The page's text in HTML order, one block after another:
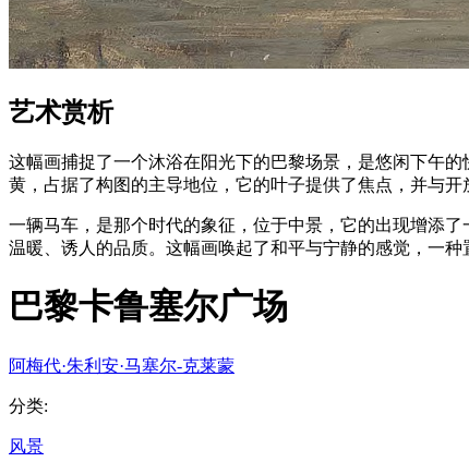
艺术赏析
这幅画捕捉了一个沐浴在阳光下的巴黎场景，是悠闲下午
黄，占据了构图的主导地位，它的叶子提供了焦点，并与开
一辆马车，是那个时代的象征，位于中景，它的出现增添
温暖、诱人的品质。这幅画唤起了和平与宁静的感觉，一种
巴黎卡鲁塞尔广场
阿梅代·朱利安·马塞尔-克莱蒙
分类:
风景